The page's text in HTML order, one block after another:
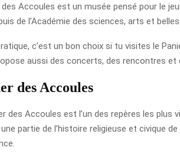
des Accoules est un musée pensé pour le
de l’Académie des sciences, arts et
c’est un bon choix si tu visites le
aussi des concerts, des rencontres
des Accoules
des Accoules est l’un des repères les plus
partie de l’histoire religieuse et civique